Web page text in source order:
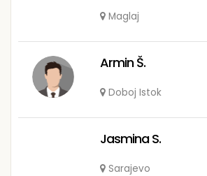
Maglaj
Armin Š.
Doboj Istok
Jasmina S.
Sarajevo